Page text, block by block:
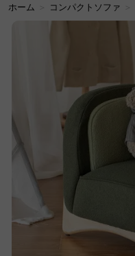
ホーム コンパクトソファ